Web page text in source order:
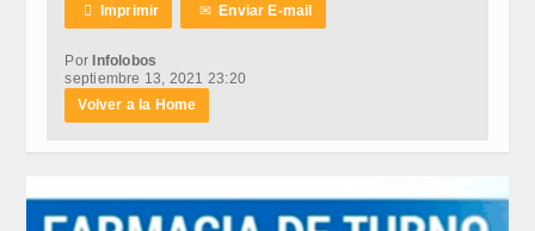
 Imprimir ✉Enviar E-mail
PorInfolobos
septiembre 13, 2021 23:20
Volver a la Home